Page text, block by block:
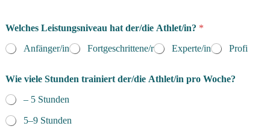
Welches Leistungsniveau hat der/die Athlet/in? *
Anfänger/in
Fortgeschrittene/r Experte/in Profi
Wie viele Stunden trainiert der/die Athlet/in pro Woche?
– 5 Stunden
5–9 Stunden